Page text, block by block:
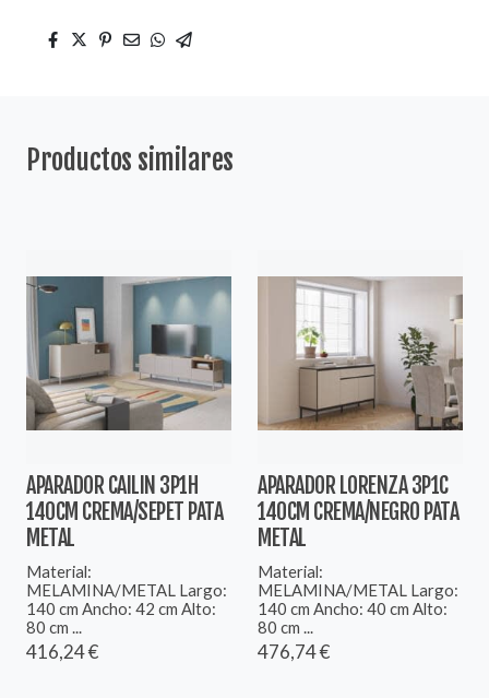
Productos similares
APARADOR CAILIN 3P1H
140CM CREMA/SEPET PATA
METAL
Material:
MELAMINA/METAL Largo:
140 cm Ancho: 42 cm Alto:
80 cm ...
416,24 €
APARADOR LORENZA 3P1C
140CM CREMA/NEGRO PATA
METAL
Material:
MELAMINA/METAL Largo:
140 cm Ancho: 40 cm Alto:
80 cm ...
476,74 €